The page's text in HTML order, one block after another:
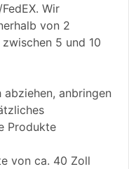
Wir
von 2
5 und 10
abziehen, anbringen
Produkte
von ca. 40 Zoll